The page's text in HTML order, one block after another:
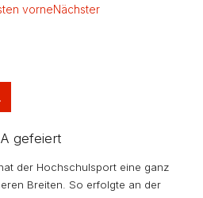
vorneNächster
gefeiert
der Hochschulsport eine ganz
Breiten. So erfolgte an der